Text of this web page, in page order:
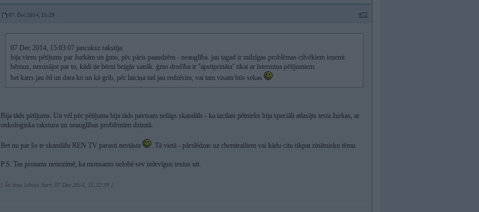
07. Dec 2014, 15:29 #72
07 Dec 2014, 15:03:07 jancuksz rakstīja:
bija viens pētījums par žurkām un ģmo, pēc pāris paaudzēm - neauglība. jau tagad ir milzīgas problēmas cilvēkiem ieņemt
bērnus, nerunājot par to, kādi tie bērni beigās sanāk. ģmo drošība ir ''apstiprināta'' tikai ar īstermiņa pētījumiem.
bet katrs jau ēd un dara ko un kā grib, pēc laiciņa tad jau redzēsim, vai tam visam būs sekas
Bija tāds pētījums. Un vēl pēc pētījuma bija tāds pavisam nelāgs skandāls - ka izcilais pētnieks bija speciāli atlasījis testa žurkas, ar
onkoloģiska rakstura un neauglības problēmām dzimtā.
Bet nu par šo te skandālu REN TV parasti nestāsta . Tā vietā - pārslēdzas uz chemtrailiem vai kādu citu tikpat zinātnisku tēmu.
P.S. Tas protams nenozīmē, ka monsanto nelobē sev izdevīgus testus utt.
[ Šo ziņu laboja Surr, 07 Dec 2014, 15:32:39 ]